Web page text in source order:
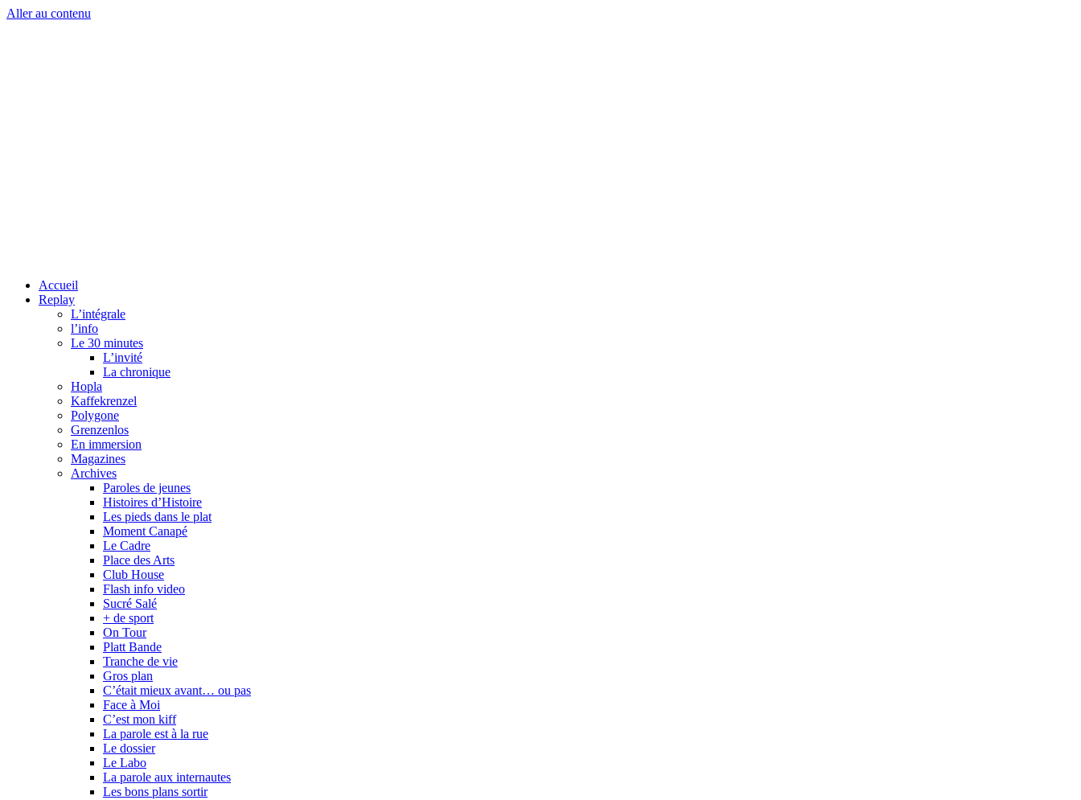
Aller au contenu
Accueil
Replay
L’intégrale
l’info
Le 30 minutes
L’invité
La chronique
Hopla
Kaffekrenzel
Polygone
Grenzenlos
En immersion
Magazines
Archives
Paroles de jeunes
Histoires d’Histoire
Les pieds dans le plat
Moment Canapé
Le Cadre
Place des Arts
Club House
Flash info video
Sucré Salé
+ de sport
On Tour
Platt Bande
Tranche de vie
Gros plan
C’était mieux avant… ou pas
Face à Moi
C’est mon kiff
La parole est à la rue
Le dossier
Le Labo
La parole aux internautes
Les bons plans sortir